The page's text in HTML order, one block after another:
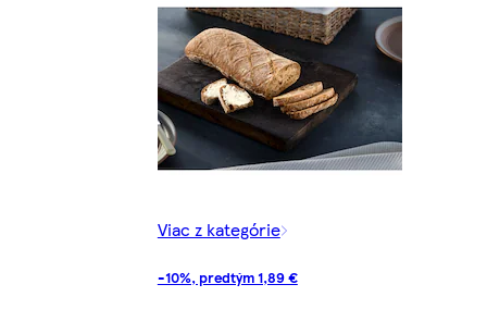
Viac z kategórie
-10%, predtým 1,89 €